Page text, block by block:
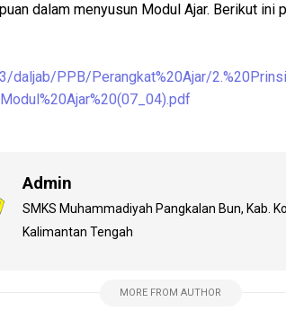
dalam menyusun Modul Ajar. Berikut ini
daljab/PPB/Perangkat%20Ajar/
Admin
SMKS Muhammadiyah Pangkalan Bun, Kab.
Kalimantan Tengah
MORE FROM AUTHOR